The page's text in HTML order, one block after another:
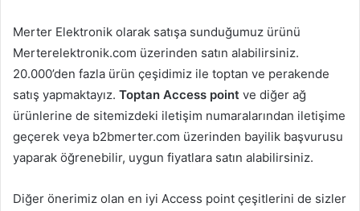
Merter Elektronik olarak satışa sunduğumuz ürünü
Merterelektronik.com üzerinden satın alabilirsiniz.
20.000’den fazla ürün çeşidimiz ile toptan ve perakende
satış yapmaktayız. Toptan Access point ve diğer ağ
ürünlerine de sitemizdeki iletişim numaralarından iletişime
geçerek veya b2bmerter.com üzerinden bayilik başvurusu
yaparak öğrenebilir, uygun fiyatlara satın alabilirsiniz.
Diğer önerimiz olan en iyi Access point çeşitlerini de sizler